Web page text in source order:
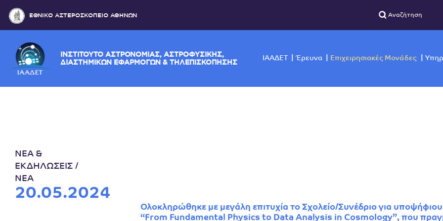
ΙΝΣΤΙΤΟΥΤΟ ΑΣΤΡΟΝΟΜΙΑΣ, ΑΣΤΡΟΦΥΣΙΚΗΣ,
ΕΘΝΙΚΟ ΑΣΤΕΡΟΣΚΟΠΕΙΟ ΑΘΗΝΩΝ
ΝΕΑ &
ΕΚΔΗΛΩΣΕΙΣ
ΝΕΑ
20.05.2024
Ολοκληρώθηκε με μεγάλη επιτυχία το Σχολείο/Συνέδριο για
“From Fundamental Physics to Data Analysis in Cosmology”, που